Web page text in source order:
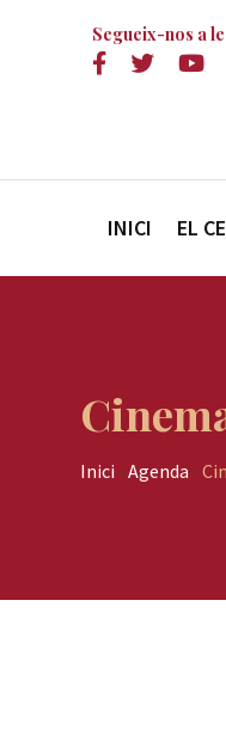
Segueix-nos a
INICI EL
Inici -Agenda -